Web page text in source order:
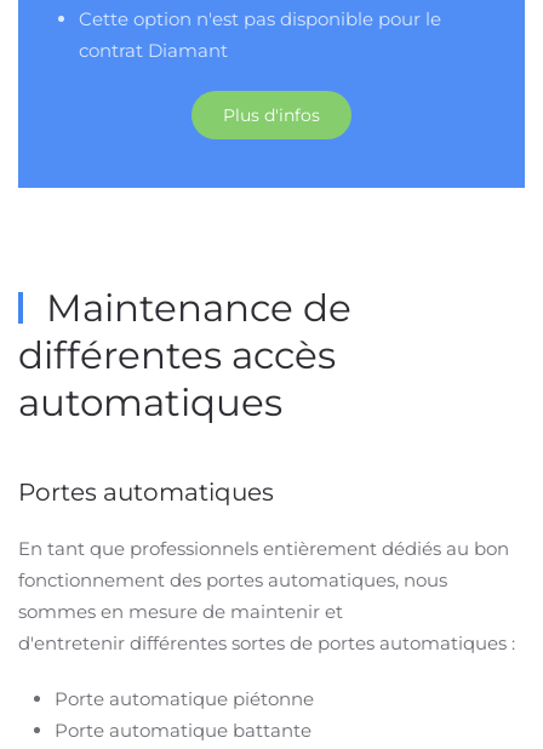
Cette option n'est pas disponible pour le
contrat Diamant
Plus d'infos
Maintenance de
différentes accès
automatiques
Portes automatiques
En tant que professionnels entièrement dédiés au bon
fonctionnement des portes automatiques, nous
sommes en mesure de maintenir et
d'entretenir différentes sortes de portes automatiques :
Porte automatique piétonne
Porte automatique battante